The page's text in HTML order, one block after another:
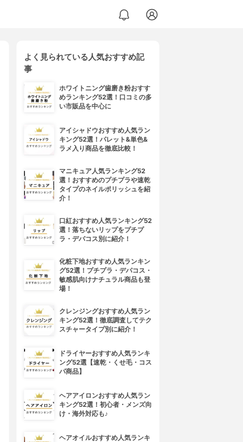
よく見られている人気おすすめ記
事
ホワイトニング歯磨き粉おすす
めランキング52選！口コミの多
い市販品を中心に
アイシャドウおすすめ人気ラン
キング52選！パレット&単色&
ラメ入り商品を徹底比較！
マニキュア人気ランキング52
選！おすすめのプチプラや速乾
タイプのネイルポリッシュを紹
介！
口紅おすすめ人気ランキング52
選！落ちないリップをプチプ
ラ・デパコス別に紹介！
化粧下地おすすめ人気ランキン
グ52選！プチプラ・デパコス・
敏感肌向けナチュラル商品も登
場！
クレンジングおすすめ人気ラン
キング52選！徹底調査してテク
スチャータイプ別に紹介！
ドライヤーおすすめ人気ランキ
ング52選【速乾・くせ毛・コス
パ商品】
ヘアアイロンおすすめ人気ラン
キング52選！初心者・メンズ向
け・海外対応も♪
ヘアオイルおすすめ人気ランキ